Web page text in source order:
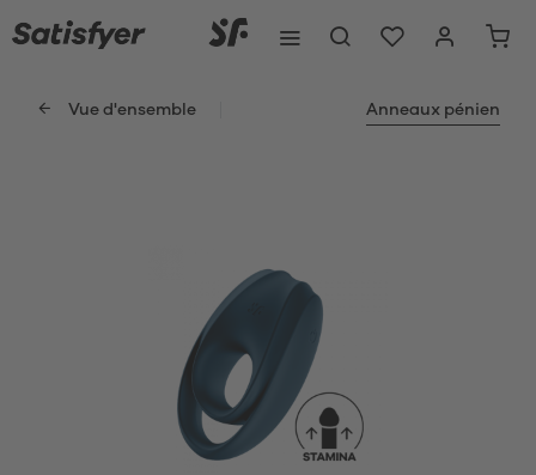
Vue d'ensemble Anneaux pénien